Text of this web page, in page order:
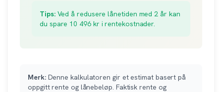
Tips:Ved å redusere lånetiden med 2 år kan
du spare 10 496kr i rentekostnader.
Merk:Denne kalkulatoren gir et estimat basert på
oppgitt rente og lånebeløp. Faktisk rente og